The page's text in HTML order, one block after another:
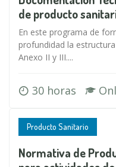
de producto
En este programa de
profundidad la
Anexo II y III....
30 horas
Producto Sanitario
Normativa de